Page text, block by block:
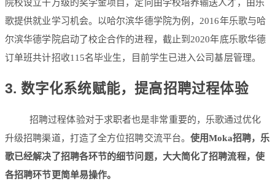
院校设立千万级的奖学金项目，定向由学校培养输送人才，由乐
歌提供就业学习机会。以哈尔滨华德学院为例，2016年乐歌与哈
尔滨华德学院启动了校企合作的进程，截止到2020年底乐歌华德
订单班共计招收115名毕业生，目前学生已进入公司基层管理。
3. 数字化系统赋能，提高招聘过程体验
招聘过程体验对于求职者也是非常重要的，乐歌通过优化
升级招聘渠道，打造了全方位招聘交流平台。使用Moka招聘，乐
歌已经解决了招聘各环节的细节问题，大大简化了招聘流程，使
各招聘环节更简单易操作。